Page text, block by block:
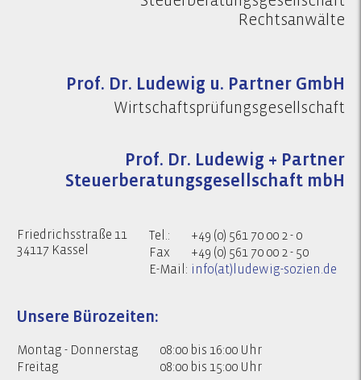
Rechtsanwälte
Prof. Dr. Ludewig u. Partner GmbH
Wirtschaftsprüfungsgesellschaft
Prof. Dr. Ludewig + Partner
Steuerberatungsgesellschaft mbH
Friedrichsstraße 11
34117 Kassel
Tel.:
+49 (0) 561 70 00 2 - 0
Fax
+49 (0) 561 70 00 2 - 50
E-Mail: info(at)ludewig-sozien.de
Unsere Bürozeiten:
Montag - Donnerstag
08:00 bis 16:00 Uhr
Freitag
08:00 bis 15:00 Uhr